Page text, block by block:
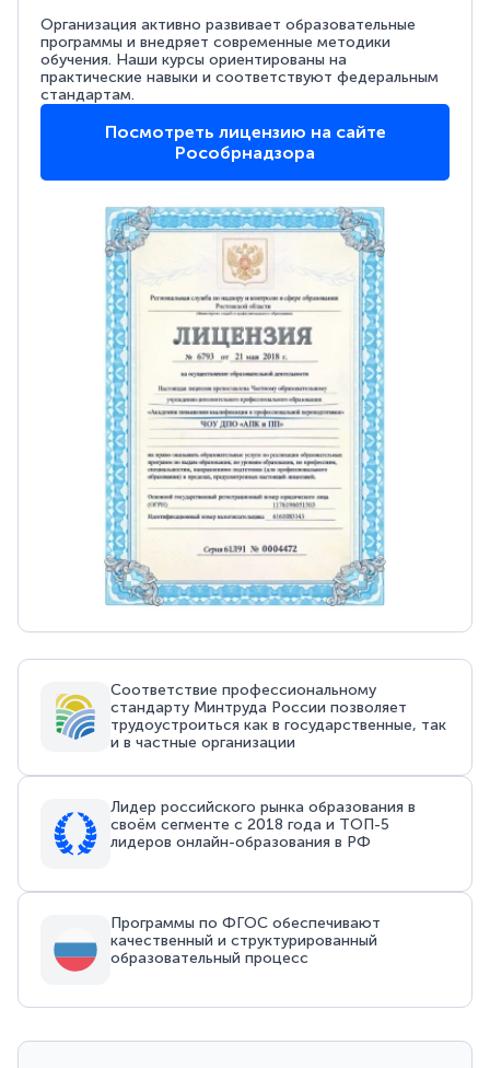
Организация активно развивает образовательные
программы и внедряет современные методики
обучения. Наши курсы ориентированы на
практические навыки и соответствуют федеральным
стандартам.
Посмотреть лицензию на сайте
Рособрнадзора
Соответствие профессиональному
стандарту Минтруда России позволяет
трудоустроиться как в государственные, так
и в частные организации
Лидер российского рынка образования в
своём сегменте с 2018 года и ТОП-5
лидеров онлайн-образования в РФ
Программы по ФГОС обеспечивают
качественный и структурированный
образовательный процесс